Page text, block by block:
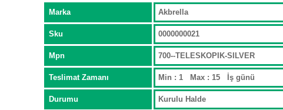
Marka Akbrella
Sku 0000000021
Mpn 700--TELESKOPIK-SILVER
Teslimat Zamanı Min : 1 Max : 15 İş günü
Durumu Kurulu Halde